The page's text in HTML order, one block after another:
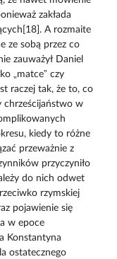
zakłada
A rozmaite
ze sobą przez co
zauważył Daniel
„matce” czy
raczej tak, że to, co
chrześcijaństwo w
kiedy to różne
przeważnie z
przyczyniło
do nich odwet
rzymskiej
pojawienie się
w epoce
Konstantyna
ostatecznego